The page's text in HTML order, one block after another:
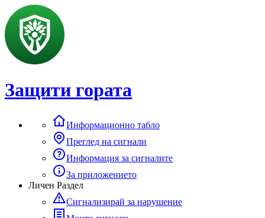
Защити гората
Информационно табло
Преглед на сигнали
Информация за сигналите
За приложението
Личен Раздел
Сигнализирай за нарушение